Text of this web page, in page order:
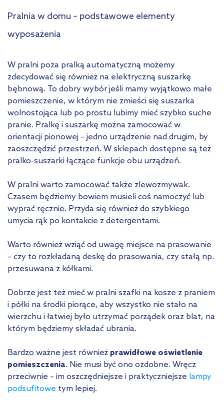
Pralnia w domu – podstawowe elementy
wyposażenia
W pralni poza pralką automatyczną możemy
zdecydować się również na elektryczną suszarkę
bębnową. To dobry wybór jeśli mamy wyjątkowo małe
pomieszczenie, w którym nie zmieści się suszarka
wolnostojąca lub po prostu lubimy mieć szybko suche
pranie. Pralkę i suszarkę można zamocować w
orientacji pionowej – jedno urządzenie nad drugim, by
zaoszczędzić przestrzeń. W sklepach dostępne są też
pralko-suszarki łączące funkcje obu urządzeń.
W pralni warto zamocować także zlewozmywak.
Czasem będziemy bowiem musieli coś namoczyć lub
wyprać ręcznie. Przyda się również do szybkiego
umycia rąk po kontakcie z detergentami.
Warto również wziąć od uwagę miejsce na prasowanie
– czy to rozkładaną deskę do prasowania, czy stałą np.
przesuwana z kółkami.
Dobrze jest też mieć w pralni szafki na kosze z praniem
i półki na środki piorące, aby wszystko nie stało na
wierzchu i łatwiej było utrzymać porządek oraz blat, na
którym będziemy składać ubrania.
Bardzo ważne jest również prawidłowe oświetlenie
pomieszczenia. Nie musi być ono ozdobne. Wręcz
przeciwnie – im oszczędniejsze i praktyczniejsze lampy
podsufitowe tym lepiej.